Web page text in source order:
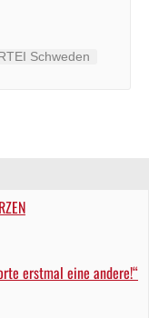
erstmal eine andere!“
Schweden